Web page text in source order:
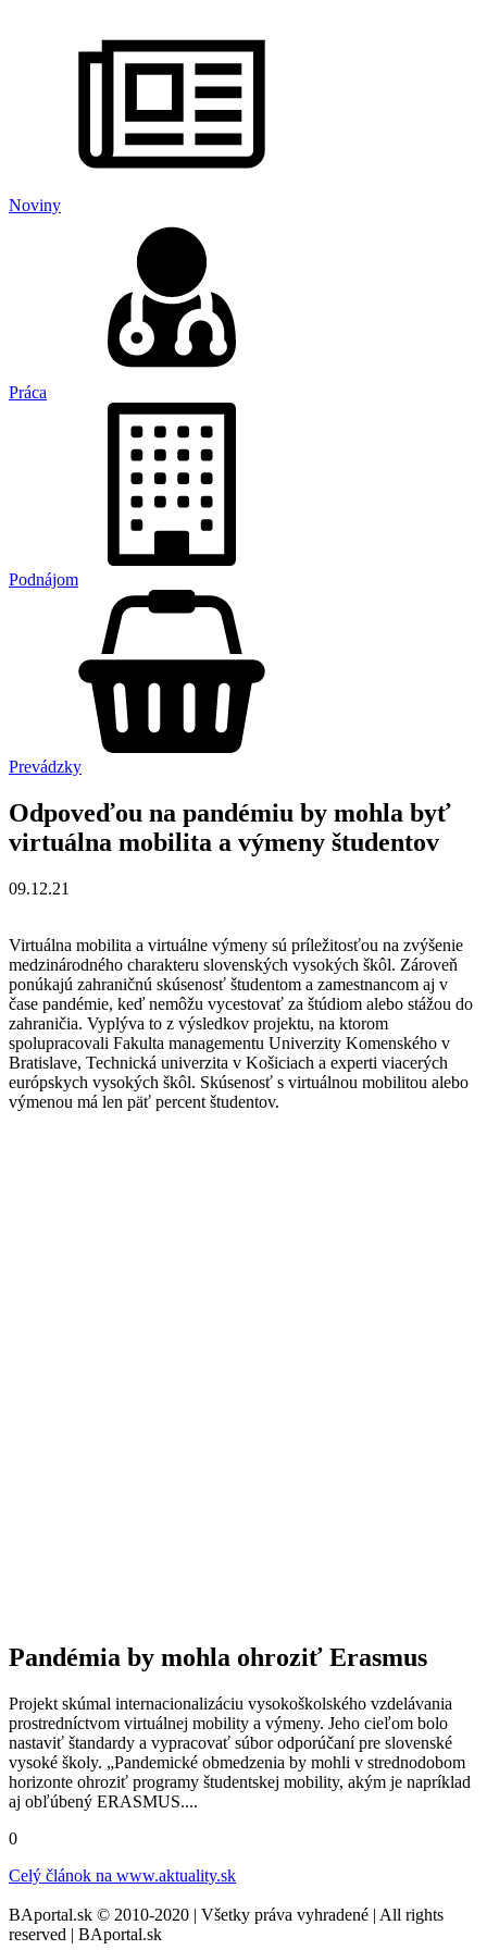
Noviny
Práca
Podnájom
Prevádzky
Odpoveďou na pandémiu by mohla byť
virtuálna mobilita a výmeny študentov
09.12.21
Virtuálna mobilita a virtuálne výmeny sú príležitosťou na zvýšenie
medzinárodného charakteru slovenských vysokých škôl. Zároveň
ponúkajú zahraničnú skúsenosť študentom a zamestnancom aj v
čase pandémie, keď nemôžu vycestovať za štúdiom alebo stážou do
zahraničia. Vyplýva to z výsledkov projektu, na ktorom
spolupracovali Fakulta managementu Univerzity Komenského v
Bratislave, Technická univerzita v Košiciach a experti viacerých
európskych vysokých škôl. Skúsenosť s virtuálnou mobilitou alebo
výmenou má len päť percent študentov.
Pandémia by mohla ohroziť Erasmus
Projekt skúmal internacionalizáciu vysokoškolského vzdelávania
prostredníctvom virtuálnej mobility a výmeny. Jeho cieľom bolo
nastaviť štandardy a vypracovať súbor odporúčaní pre slovenské
vysoké školy. „Pandemické obmedzenia by mohli v strednodobom
horizonte ohroziť programy študentskej mobility, akým je napríklad
aj obľúbený ERASMUS....
0
Celý článok na www.aktuality.sk
BAportal.sk © 2010-2020 | Všetky práva vyhradené | All rights
reserved | BAportal.sk